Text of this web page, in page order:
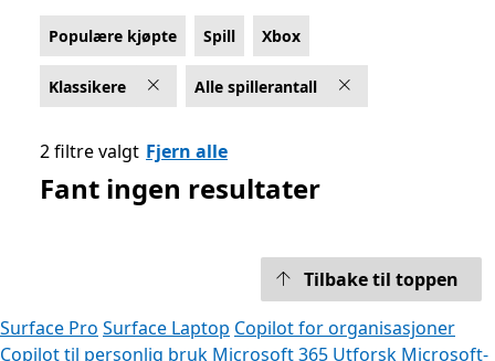
Populære kjøpte Spill Xbox
Klassikere Alle spillerantall
2 filtre valgt Fjern alle
Fant ingen resultater
Tilbake til toppen
Surface Pro Surface Laptop Copilot for organisasjoner
Copilot til personlig bruk Microsoft 365 Utforsk Microsoft-